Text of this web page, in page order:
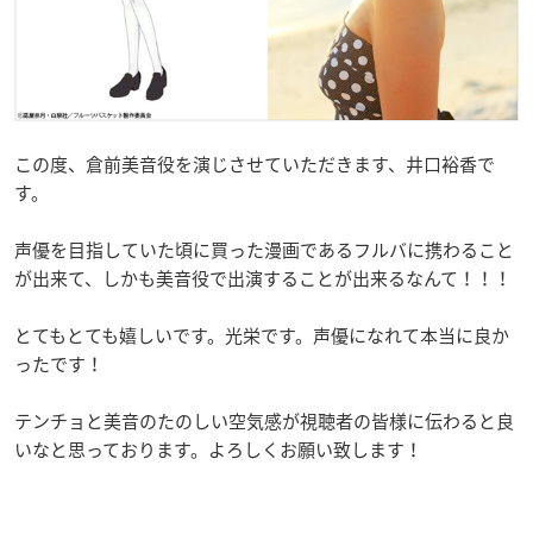
この度、倉前美音役を演じさせていただきます、井口裕香で
す。
声優を目指していた頃に買った漫画であるフルバに携わること
が出来て、しかも美音役で出演することが出来るなんて！！！
とてもとても嬉しいです。光栄です。声優になれて本当に良か
ったです！
テンチョと美音のたのしい空気感が視聴者の皆様に伝わると良
いなと思っております。よろしくお願い致します！